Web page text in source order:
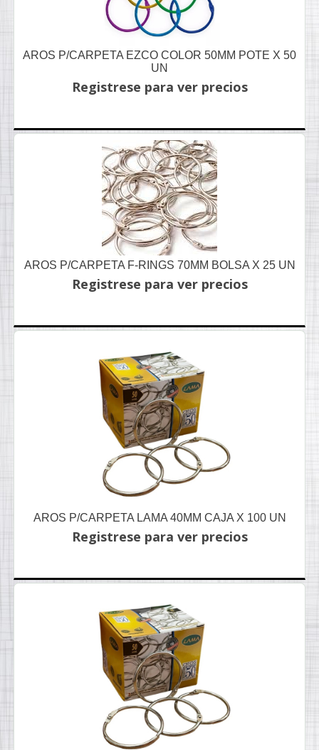
AROS P/CARPETA EZCO COLOR 50MM POTE X 50
UN
Registrese para ver precios
AROS P/CARPETA F-RINGS 70MM BOLSA X 25 UN
Registrese para ver precios
AROS P/CARPETA LAMA 40MM CAJA X 100 UN
Registrese para ver precios